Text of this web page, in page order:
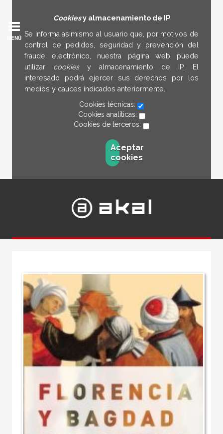
Cookiesy almacenamiento de IP
Se informa asimismo al usuario que, por motivos de
control de pedidos, seguridad y prevención del
fraude electrónico, nuestra página web puede
utilizar cookies y almacenamiento de IP. El
interesado podrá ejercer sus derechos por los
medios y cauces indicados anteriormente.
Cookies técnicas:
Cookies analíticas:
Cookies de terceros:
Aceptar
cookies
MENÚ